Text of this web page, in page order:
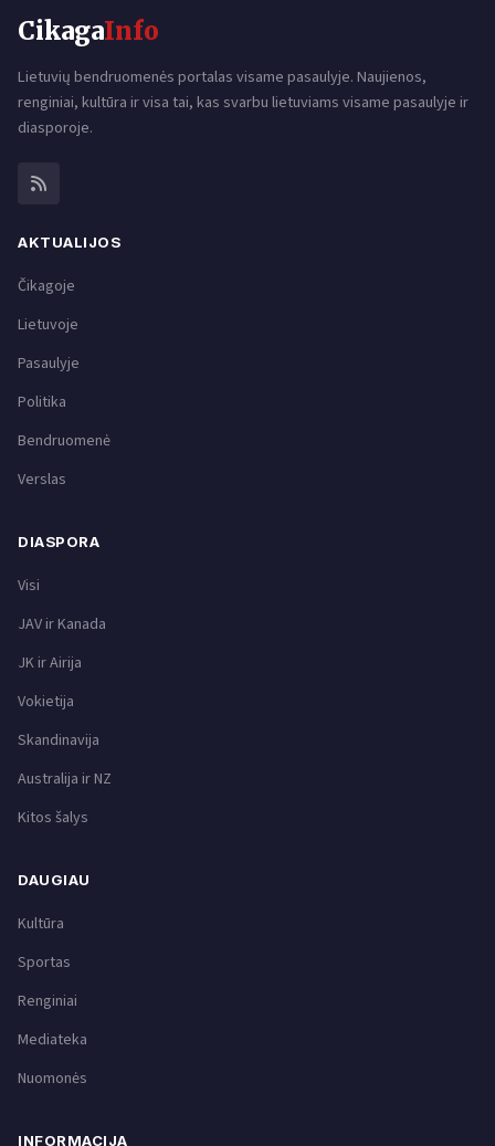
CikagaInfo
Lietuvių bendruomenės portalas visame pasaulyje. Naujienos,
renginiai, kultūra ir visa tai, kas svarbu lietuviams visame pasaulyje ir
diasporoje.
AKTUALIJOS
Čikagoje
Lietuvoje
Pasaulyje
Politika
Bendruomenė
Verslas
DIASPORA
Visi
JAV ir Kanada
JK ir Airija
Vokietija
Skandinavija
Australija ir NZ
Kitos šalys
DAUGIAU
Kultūra
Sportas
Renginiai
Mediateka
Nuomonės
INFORMACIJA